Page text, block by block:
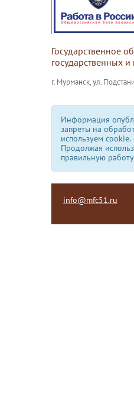
Государственное
государственных
г. Мурманск, ул.
Информация
запреты на
используем сookie.
Продолжая
правильную
info@mfc51.ru